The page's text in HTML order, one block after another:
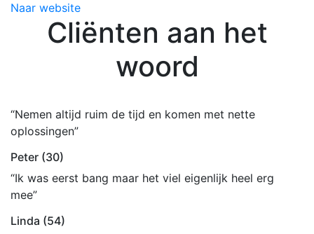
Naar website
Cliënten aan het
woord
“Nemen altijd ruim de tijd en komen met nette
oplossingen”
Peter (30)
“Ik was eerst bang maar het viel eigenlijk heel erg
mee”
Linda (54)